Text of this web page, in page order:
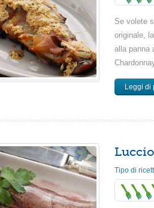
Se volete
originale,
alla panna
Leggi di
Tipo di